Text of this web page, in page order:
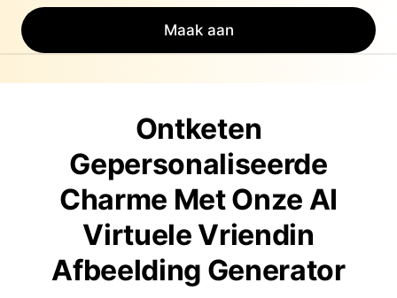
Maak aan
Ontketen
Gepersonaliseerde
Charme Met Onze AI
Virtuele Vriendin
Afbeelding Generator